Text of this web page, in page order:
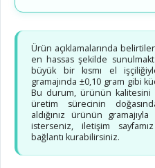
Ürün açıklamalarında
en hassas şekilde
büyük bir kısmı el
gramajında ±0,10 gram gibi
Bu durum, ürünün kalitesini
üretim sürecinin
aldığınız ürünün
isterseniz, iletişim
bağlantı kurabilirsiniz.